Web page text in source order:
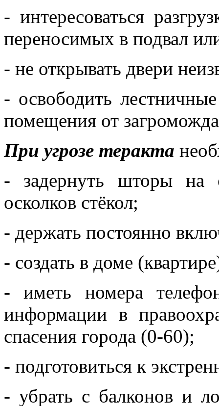
- интересоваться
переносимых в подвал
- не открывать двери
- освободить
помещения от
При угрозе теракта
- задернуть шторы на
осколков стёкол;
- держать постоянно
- создать в доме
- иметь номера
информации в
спасения города (0-60);
- подготовиться к
- убрать с балконов и